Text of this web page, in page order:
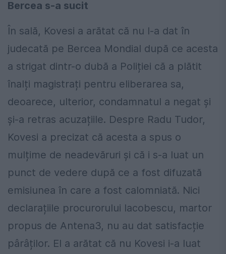
Bercea s-a sucit
În sală, Kovesi a arătat că nu l-a dat în
judecată pe Bercea Mondial după ce acesta
a strigat dintr-o dubă a Poliției că a plătit
înalți magistrați pentru eliberarea sa,
deoarece, ulterior, condamnatul a negat și
și-a retras acuzațiile. Despre Radu Tudor,
Kovesi a precizat că acesta a spus o
mulțime de neadevăruri și că i s-a luat un
punct de vedere după ce a fost difuzată
emisiunea în care a fost calomniată. Nici
declarațiile procurorului Iacobescu, martor
propus de Antena3, nu au dat satisfacție
pârâților. El a arătat că nu Kovesi i-a luat